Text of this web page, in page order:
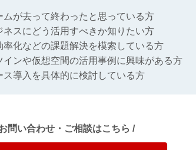
ムが去って終わったと思っている方
ネスにどう活用すべきか知りたい方
率化などの課題解決を模索している方
インや仮想空間の活用事例に興味がある方
ス導入を具体的に検討している方
問い合わせ・ご相談はこちら /